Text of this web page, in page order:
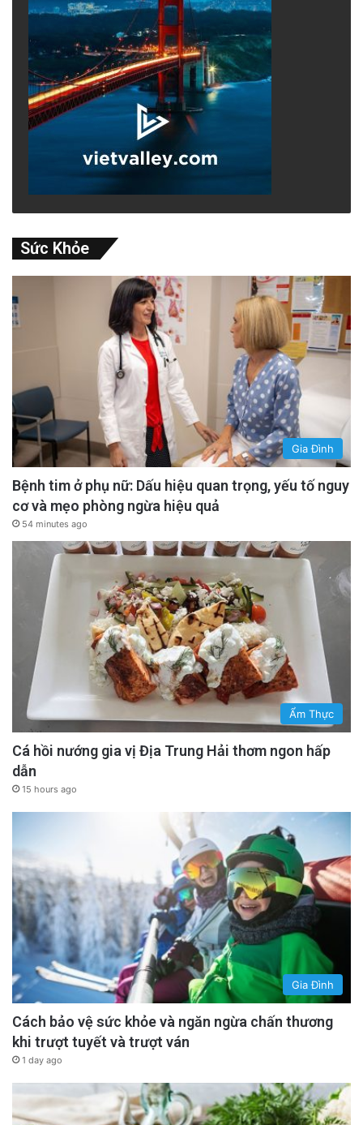
Sức Khỏe
Gia Đình
Bệnh tim ở phụ nữ: Dấu hiệu quan trọng, yếu tố nguy
cơ và mẹo phòng ngừa hiệu quả
54 minutes ago
Ẩm Thực
Cá hồi nướng gia vị Địa Trung Hải thơm ngon hấp
dẫn
15 hours ago
Gia Đình
Cách bảo vệ sức khỏe và ngăn ngừa chấn thương
khi trượt tuyết và trượt ván
1 day ago